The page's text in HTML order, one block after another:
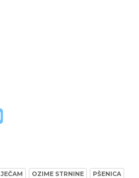
JEČAM OZIME STRNINE
PŠENICA